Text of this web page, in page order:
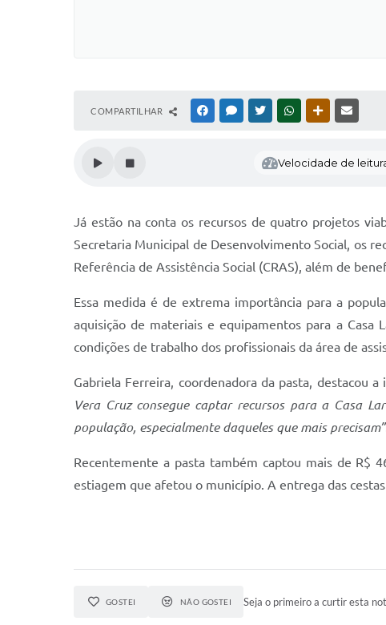
COMPARTILHAR FACEBOOKMESSENGER
TWITTERWHATSAPPOUTRAS
Velocidade de
Já estão na conta os recursos de quatro projetos
Secretaria Municipal de Desenvolvimento Social, os
Referência de Assistência Social (CRAS), além de
Essa medida é de extrema importância para a
aquisição de materiais e equipamentos para a
condições de trabalho dos profissionais da área de
Gabriela Ferreira, coordenadora da pasta, destacou a
Vera Cruz consegue captar recursos para a Casa
população, especialmente daqueles que mais precisam”
Recentemente a pasta também captou mais de R$
estiagem que afetou o município. A entrega das
GOSTEI NÃO GOSTEI Seja o primeiro a curtir esta